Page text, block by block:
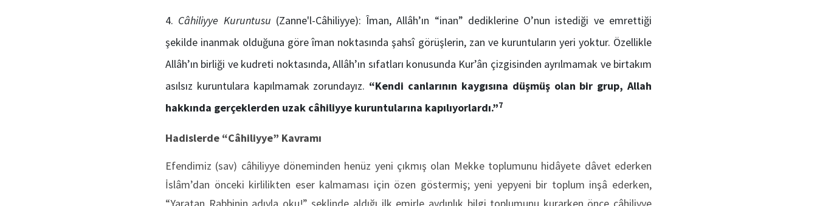
Câhiliyye Kuruntusu (Zanne'l-Câhiliyye): Îman, Allâh’ın “inan” dediklerine O’nun istediği ve emrettiği
şekilde inanmak olduğuna göre îman noktasında şahsî görüşlerin, zan ve kuruntuların yeri yoktur. Özellikle
Allâh’ın birliği ve kudreti noktasında, Allâh’ın sıfatları konusunda Kur’ân çizgisinden ayrılmamak ve birtakım
asılsız kuruntulara kapılmamak zorundayız. “Kendi canlarının kaygısına düşmüş olan bir grup, Allah
hakkında gerçeklerden uzak câhiliyye kuruntularına kapılıyorlardı.”7
Hadislerde “Câhiliyye” Kavramı
Efendimiz (sav) câhiliyye döneminden henüz yeni çıkmış olan Mekke toplumunu hidâyete dâvet ederken
İslâm’dan önceki kirlilikten eser kalmaması için özen göstermiş; yeni yepyeni bir toplum inşâ ederken,